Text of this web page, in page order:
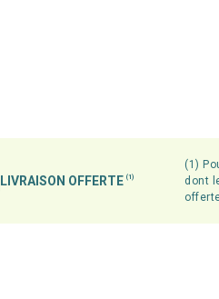
LIVRAISON OFFERTE(1)
(1)
dont